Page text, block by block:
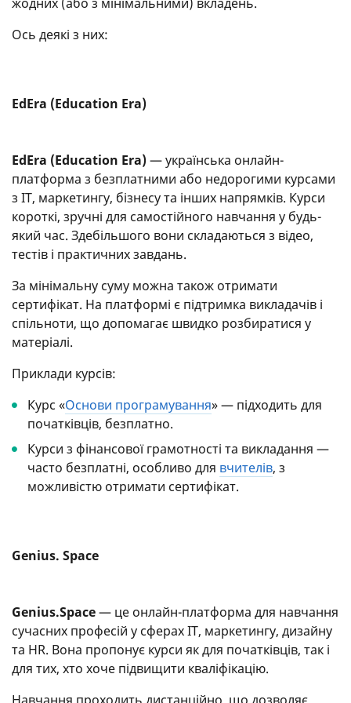
Ось деякі з них:
EdEra (Education Era)
EdEra (Education Era)— українська онлайн-
платформа з безплатними або недорогими курсами
з IT, маркетингу, бізнесу та інших напрямків. Курси
короткі, зручні для самостійного навчання у будь-
який час. Здебільшого вони складаються з відео,
тестів і практичних завдань.
За мінімальну суму можна також отримати
сертифікат. На платформі є підтримка викладачів і
спільноти, що допомагає швидко розбиратися у
матеріалі.
Приклади курсів:
Курс «Основи програмування» — підходить для
початківців, безплатно.
Курси з фінансової грамотності та викладання —
часто безплатні, особливо для вчителів, з
можливістю отримати сертифікат.
Genius. Space
Genius.Space— це онлайн-платформа для навчання
сучасних професій у сферах IT, маркетингу, дизайну
та HR. Вона пропонує курси як для початківців, так і
для тих, хто хоче підвищити кваліфікацію.